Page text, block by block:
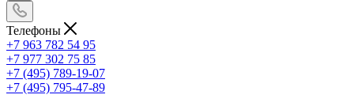
Телефоны
+7 963 782 54 95
+7 977 302 75 85
+7 (495) 789-19-07
+7 (495) 795-47-89